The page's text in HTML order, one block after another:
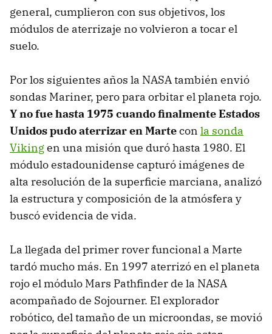
general, cumplieron con sus objetivos, los
módulos de aterrizaje no volvieron a tocar el
suelo.
Por los siguientes años la NASA también envió
sondas Mariner, pero para orbitar el planeta rojo.
Y no fue hasta 1975 cuando finalmente Estados
Unidos pudo aterrizar en Martecon la sonda
Vikingen una misión que duró hasta 1980. El
módulo estadounidense capturó imágenes de
alta resolución de la superficie marciana, analizó
la estructura y composición de la atmósfera y
buscó evidencia de vida.
La llegada del primer rover funcional a Marte
tardó mucho más. En 1997 aterrizó en el planeta
rojo el módulo Mars Pathfinder de la NASA
acompañado de Sojourner. El explorador
robótico, del tamaño de un microondas, se movió